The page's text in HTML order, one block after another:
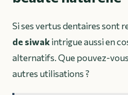
Si ses vertus dentaires sont
de siwakintrigue aussi en
alternatifs. Que pouvez-
autres utilisations ?